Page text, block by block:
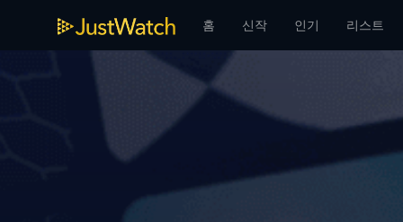
홈 신작 인기 리스트